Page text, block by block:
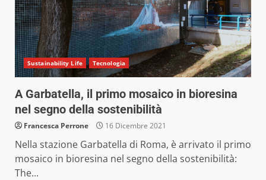
Sustainability Life Tecnologia
A Garbatella, il primo mosaico in bioresina
nel segno della sostenibilità
Francesca Perrone 16 Dicembre 2021
Nella stazione Garbatella di Roma, è arrivato il primo
mosaico in bioresina nel segno della sostenibilità:
The...